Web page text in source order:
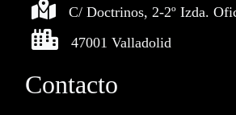
C/ Doctrinos, 2-2º Izda.
47001 Valladolid
Contacto